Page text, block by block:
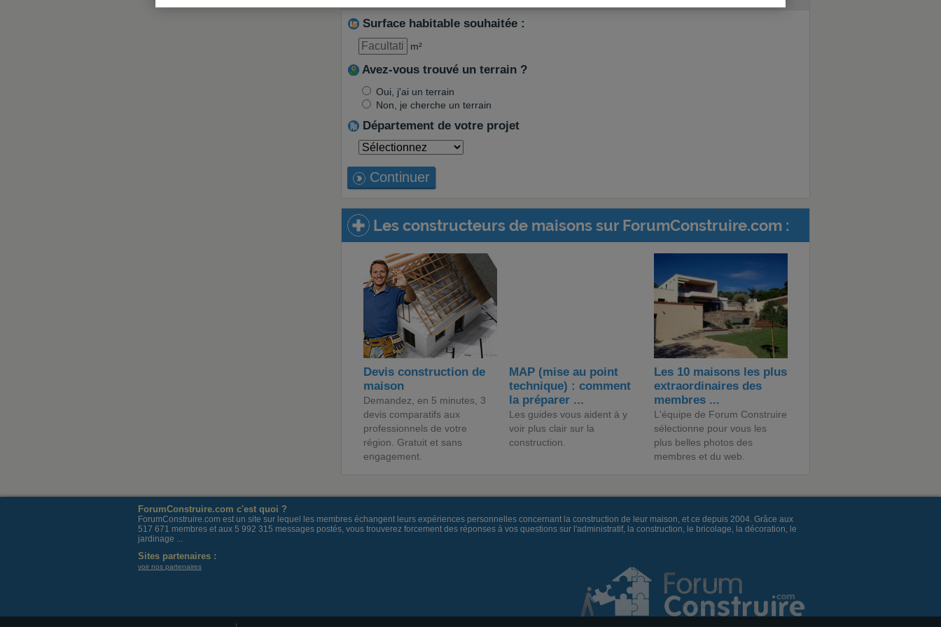
Surface habitable souhaitée :
m²
Avez-vous trouvé un terrain ?
Oui, j'ai un terrain
Non, je cherche un terrain
Département de votre projet
Continuer
Les constructeurs de maisons sur ForumConstruire.com :
Devis construction de
maison
Demandez, en 5 minutes, 3
devis comparatifs aux
professionnels de votre
région. Gratuit et sans
engagement.
MAP (mise au point
technique) : comment
la préparer ...
Les guides vous aident à y
voir plus clair sur la
construction.
Les 10 maisons les plus
extraordinaires des
membres ...
L'équipe de Forum Construire
sélectionne pour vous les
plus belles photos des
membres et du web.
ForumConstruire.com c'est quoi ?
ForumConstruire.com est un site sur lequel les membres échangent leurs expériences personnelles concernant la construction de leur maison, et ce depuis 2004. Grâce aux
517 671 membres et aux 5 992 315 messages postés, vous trouverez forcement des réponses à vos questions sur l'administratif, la construction, le bricolage, la décoration, le
jardinage ...
Sites partenaires :
voir nos partenaires